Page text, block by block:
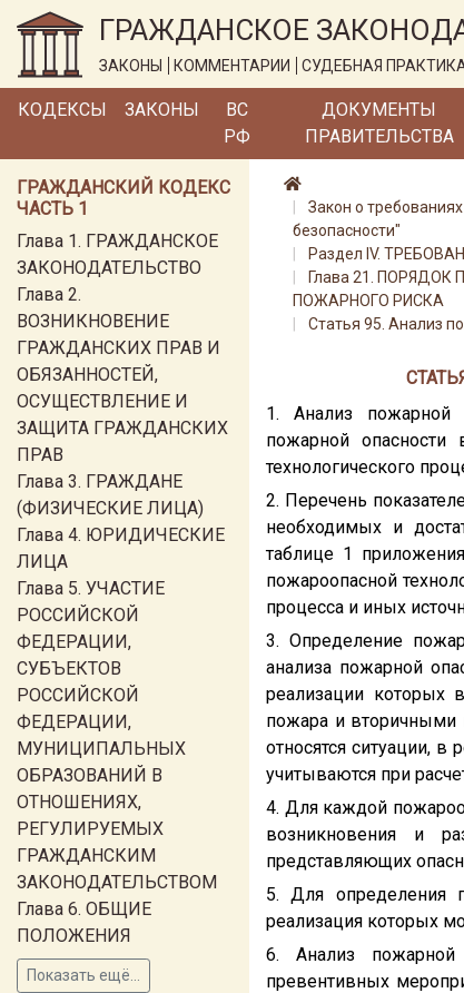
ГРАЖДАНСКОЕ
ЗАКОНЫ КОММЕНТАРИИ СУДЕБНАЯ
КОДЕКСЫ ЗАКОНЫ
ВС
РФ
ДОКУМЕНТЫ
ПРАВИТЕЛЬСТВА
ГРАЖДАНСКИЙ КОДЕКС
ЧАСТЬ 1
Глава 1. ГРАЖДАНСКОЕ
ЗАКОНОДАТЕЛЬСТВО
Глава 2.
ВОЗНИКНОВЕНИЕ
ГРАЖДАНСКИХ ПРАВ И
ОБЯЗАННОСТЕЙ,
ОСУЩЕСТВЛЕНИЕ И
ЗАЩИТА ГРАЖДАНСКИХ
ПРАВ
Глава 3. ГРАЖДАНЕ
(ФИЗИЧЕСКИЕ ЛИЦА)
Глава 4. ЮРИДИЧЕСКИЕ
ЛИЦА
Глава 5. УЧАСТИЕ
РОССИЙСКОЙ
ФЕДЕРАЦИИ,
СУБЪЕКТОВ
РОССИЙСКОЙ
ФЕДЕРАЦИИ,
МУНИЦИПАЛЬНЫХ
ОБРАЗОВАНИЙ В
ОТНОШЕНИЯХ,
РЕГУЛИРУЕМЫХ
ГРАЖДАНСКИМ
ЗАКОНОДАТЕЛЬСТВОМ
Глава 6. ОБЩИЕ
ПОЛОЖЕНИЯ
Показать ещё...
Закон о
безопасности"
Раздел IV.
Глава 21.
ПОЖАРНОГО РИСКА
Статья 95. Анализ
1. Анализ пожарной
пожарной
технологического
2. Перечень
необходимых и
таблице 1
пожароопасной
процесса и иных
3. Определение
анализа пожарной
реализации которых
пожара и вторичными
относятся ситуации,
учитываются при
4. Для каждой
возникновения и
представляющих
5. Для определения
реализация которых
6. Анализ пожарной
превентивных